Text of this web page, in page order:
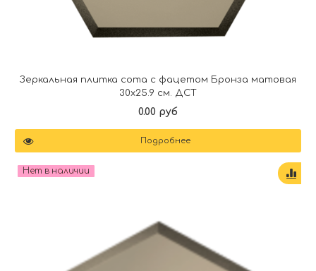
Зеркальная плитка сота с фацетом Бронза матовая
30х25.9 см. ДСТ
0.00 руб
Подробнее
Нет в наличии